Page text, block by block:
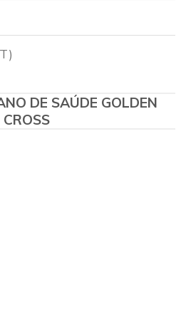
DE SAÚDE GOLDEN
CROSS